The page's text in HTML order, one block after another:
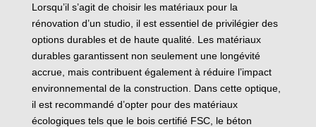
Lorsqu’il s’agit de choisir les matériaux pour la
rénovation d’un studio, il est essentiel de privilégier des
options durables et de haute qualité. Les matériaux
durables garantissent non seulement une longévité
accrue, mais contribuent également à réduire l’impact
environnemental de la construction. Dans cette optique,
il est recommandé d’opter pour des matériaux
écologiques tels que le bois certifié FSC, le béton